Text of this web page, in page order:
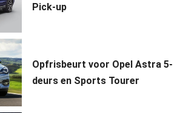
Pick-up
Opfrisbeurt voor Opel Astra 5-
deurs en Sports Tourer